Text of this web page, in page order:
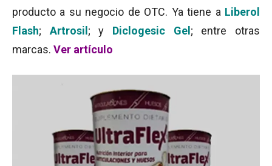
producto a su negocio de OTC. Ya tiene a Liberol
Flash; Artrosil ; y Diclogesic Gel ; entre otras
marcas. Ver artículo